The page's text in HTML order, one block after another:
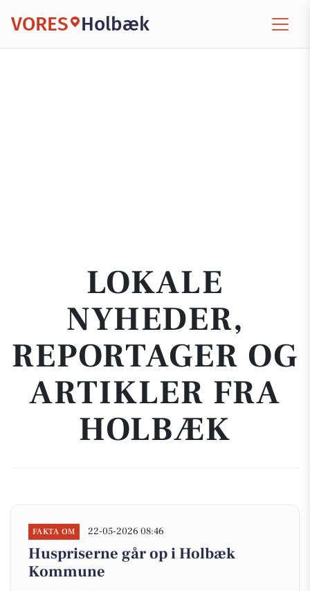
VORES Holbæk
LOKALE
NYHEDER,
REPORTAGER OG
ARTIKLER FRA
HOLBÆK
FAKTA OM 22-05-2026 08:46
Huspriserne går op i Holbæk
Kommune